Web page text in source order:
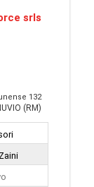
srls
132
(RM)